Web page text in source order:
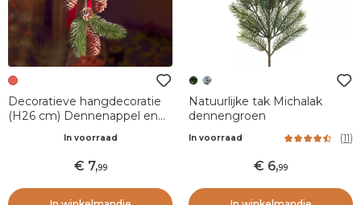
Decoratieve hangdecoratie
(H26 cm) Dennenappel en
In voorraad
7,99
Natuurlijke tak Michalak
dennengroen
In voorraad (11)
6,99